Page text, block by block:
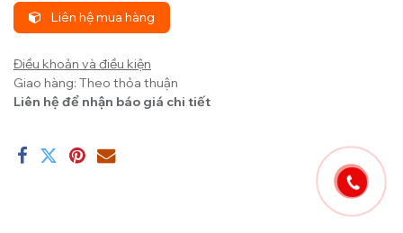
Liên hệ mua hàng
Điều khoản và điều kiện
Giao hàng: Theo thỏa thuận
Liên hệ để nhận báo giá chi tiết